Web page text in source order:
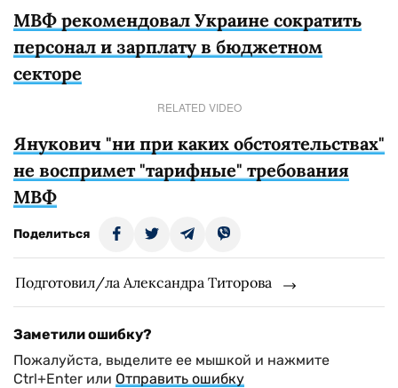
МВФ рекомендовал Украине сократить
персонал и зарплату в бюджетном
секторе
RELATED VIDEO
Янукович "ни при каких обстоятельствах"
не воспримет "тарифные" требования
МВФ
Поделиться
Подготовил/ла Александра Титорова
Заметили ошибку?
Пожалуйста, выделите ее мышкой и нажмите
Ctrl+Enter или Отправить ошибку